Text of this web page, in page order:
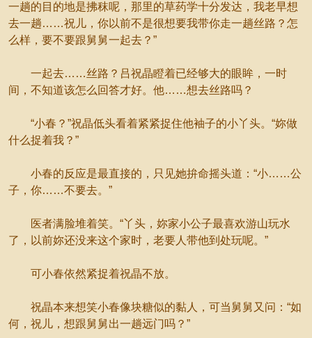
一趟的目的地是拂秣呢，那里的草药学十分发达，我老早想
去一趟……祝儿，你以前不是很想要我带你走一趟丝路？怎
么样，要不要跟舅舅一起去？”
一起去……丝路？吕祝晶瞪着已经够大的眼眸，一时
间，不知道该怎么回答才好。他……想去丝路吗？
“小春？”祝晶低头看着紧紧捉住他袖子的小丫头。“妳做
什么捉着我？”
小春的反应是最直接的，只见她拚命摇头道：“小……公
子，你……不要去。”
医者满脸堆着笑。“丫头，妳家小公子最喜欢游山玩水
了，以前妳还没来这个家时，老要人带他到处玩呢。”
可小春依然紧捉着祝晶不放。
祝晶本来想笑小春像块糖似的黏人，可当舅舅又问：“如
何，祝儿，想跟舅舅出一趟远门吗？”